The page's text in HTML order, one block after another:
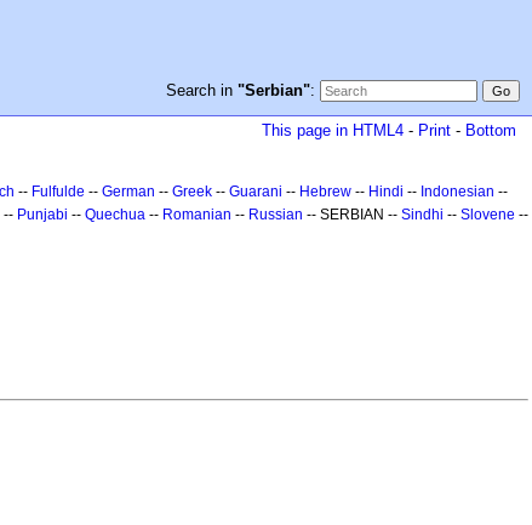
Search in "Serbian":
This page in HTML4 - Print - Bottom
-- Fulfulde -- German -- Greek -- Guarani -- Hebrew -- Hindi -- Indonesian --
-- Punjabi -- Quechua -- Romanian -- Russian -- SERBIAN -- Sindhi -- Slovene --